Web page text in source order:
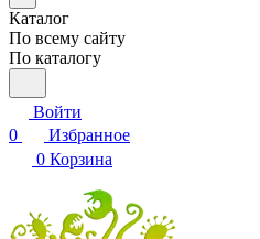
Каталог
По всему сайту
По каталогу
Войти
0
Избранное
0 Корзина